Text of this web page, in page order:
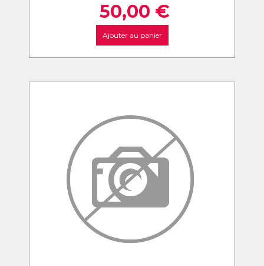
50,00 €
Ajouter au panier